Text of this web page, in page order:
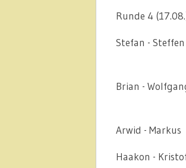
Runde 4
Stefan - Steffen
Brian -
Arwid - Markus
Haakon -